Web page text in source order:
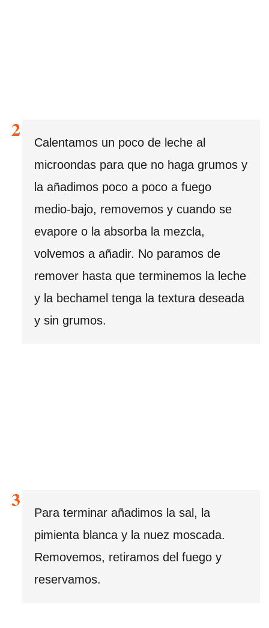
Calentamos un poco de leche al
microondas para que no haga grumos y
la añadimos poco a poco a fuego
medio-bajo, removemos y cuando se
evapore o la absorba la mezcla,
volvemos a añadir. No paramos de
remover hasta que terminemos la leche
y la bechamel tenga la textura deseada
y sin grumos.
Para terminar añadimos la sal, la
pimienta blanca y la nuez moscada.
Removemos, retiramos del fuego y
reservamos.